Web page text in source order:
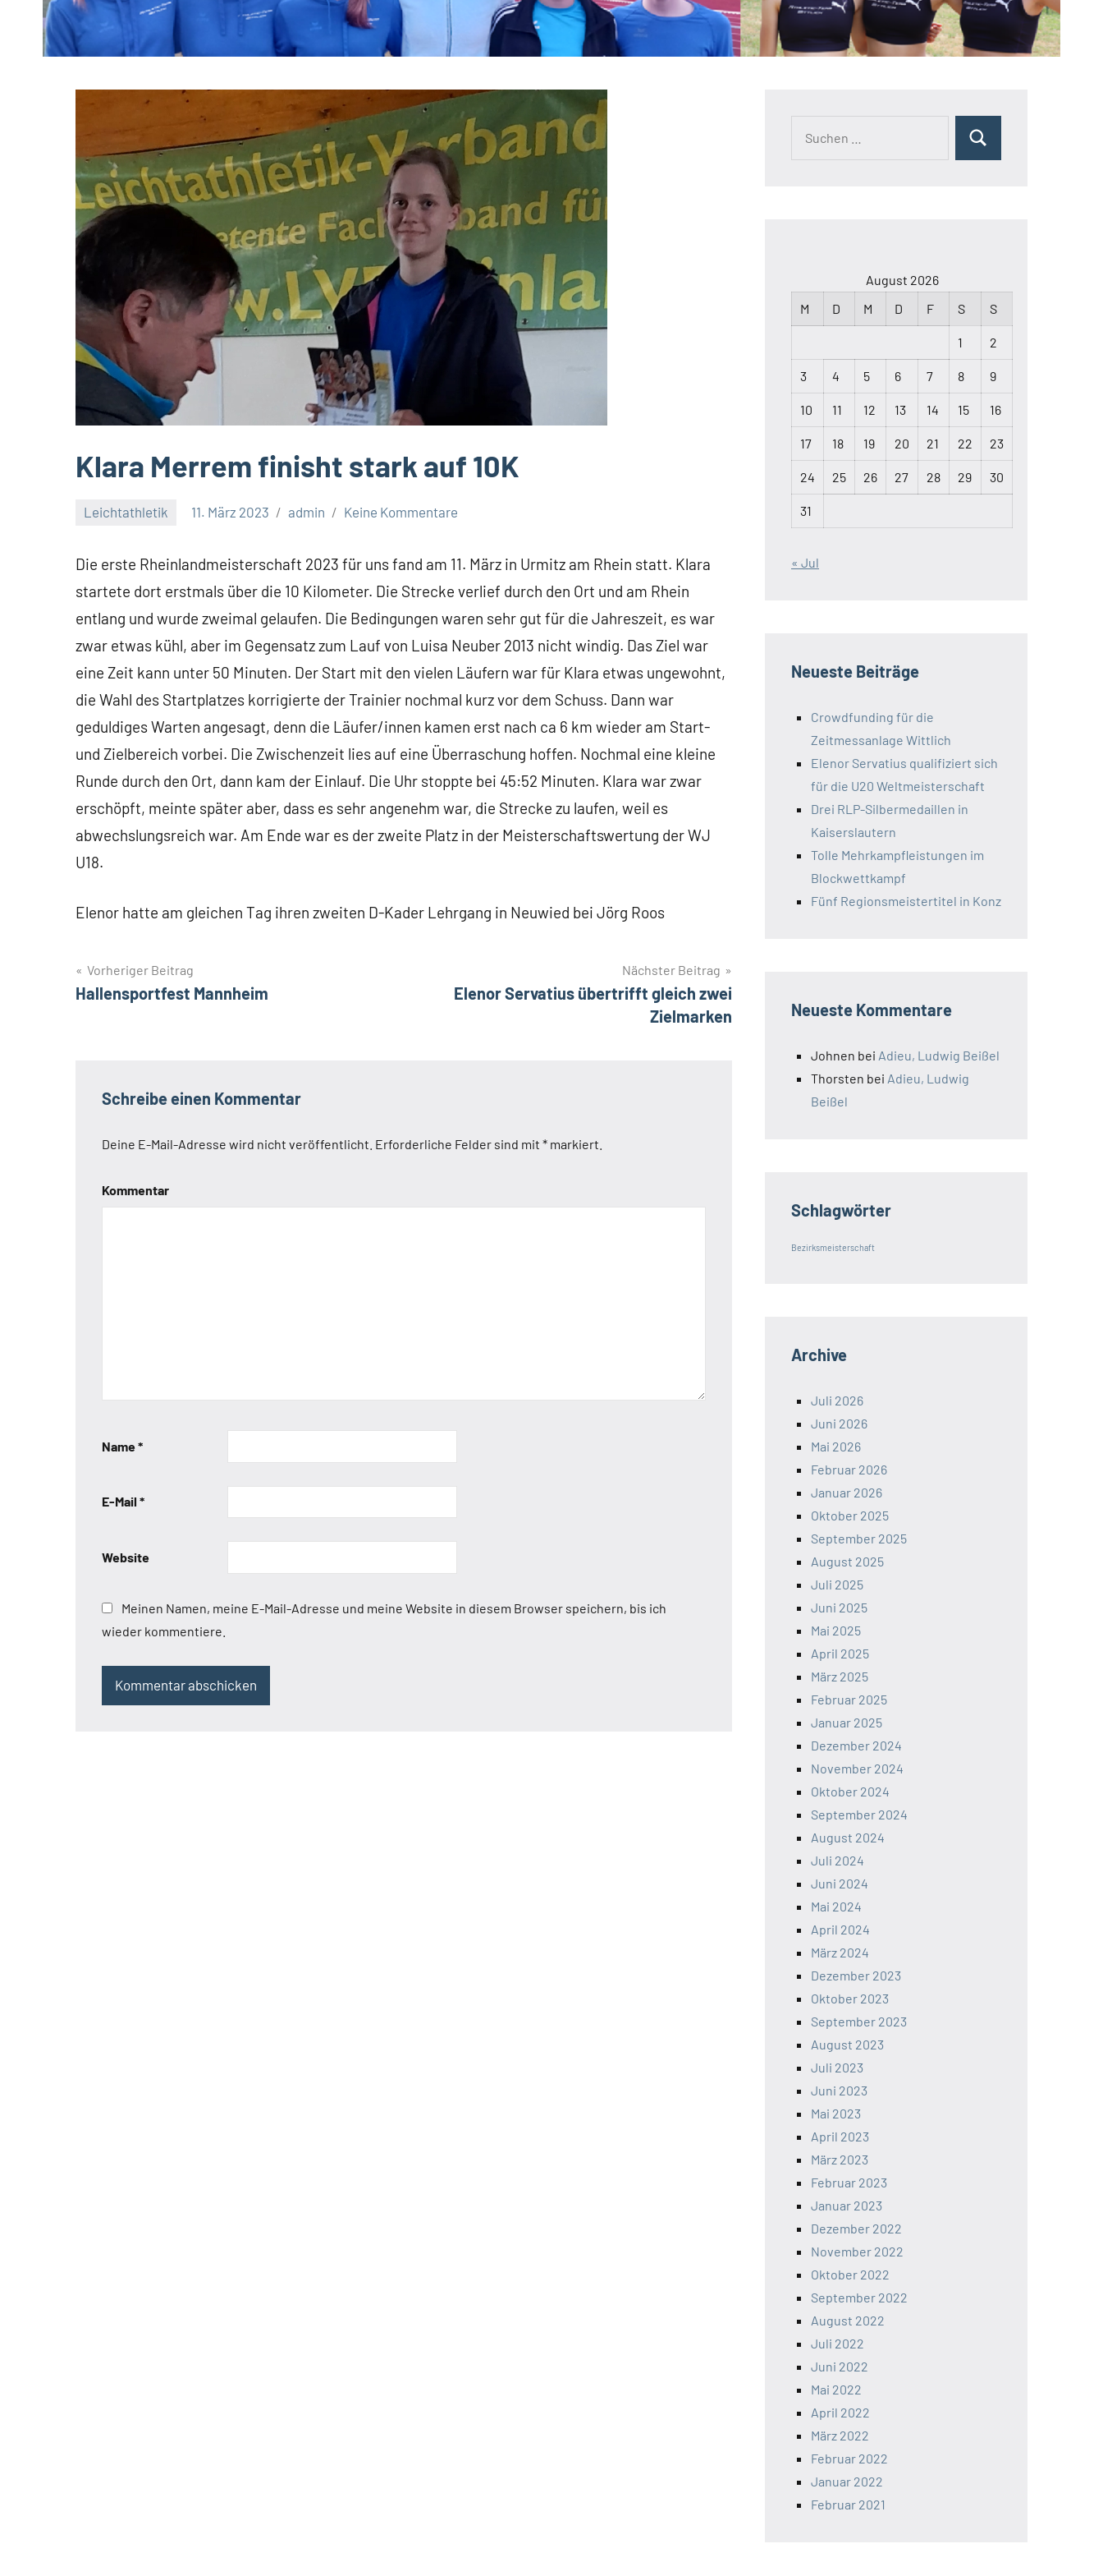
Klara Merrem finisht stark auf 10K
Leichtathletik 11. März 2023 admin Keine Kommentare
Die erste Rheinlandmeisterschaft 2023 für uns fand am 11. März in Urmitz am Rhein statt. Klara
startete dort erstmals über die 10 Kilometer. Die Strecke verlief durch den Ort und am Rhein
entlang und wurde zweimal gelaufen. Die Bedingungen waren sehr gut für die Jahreszeit, es war
zwar etwas kühl, aber im Gegensatz zum Lauf von Luisa Neuber 2013 nicht windig. Das Ziel war
eine Zeit kann unter 50 Minuten. Der Start mit den vielen Läufern war für Klara etwas ungewohnt,
die Wahl des Startplatzes korrigierte der Trainier nochmal kurz vor dem Schuss. Dann war
geduldiges Warten angesagt, denn die Läufer/innen kamen erst nach ca 6 km wieder am Start-
und Zielbereich vorbei. Die Zwischenzeit lies auf eine Überraschung hoffen. Nochmal eine kleine
Runde durch den Ort, dann kam der Einlauf. Die Uhr stoppte bei 45:52 Minuten. Klara war zwar
erschöpft, meinte später aber, dass es sehr angenehm war, die Strecke zu laufen, weil es
abwechslungsreich war. Am Ende war es der zweite Platz in der Meisterschaftswertung der WJ
U18.
Elenor hatte am gleichen Tag ihren zweiten D-Kader Lehrgang in Neuwied bei Jörg Roos
Beitrags-
Navigation
Vorheriger Beitrag
Hallensportfest Mannheim
Nächster Beitrag
Elenor Servatius übertrifft gleich zwei
Zielmarken
Schreibe einen Kommentar
Deine E-Mail-Adresse wird nicht veröffentlicht. Erforderliche Felder sind mit * markiert.
Kommentar
Name*
E-Mail *
Website
Meinen Namen, meine E-Mail-Adresse und meine Website in diesem Browser speichern, bis ich
wieder kommentiere.
August 2026
M
D M D F S S
1 2
3 4 5 6 7 8 9
10 11 12 13 14 15 16
17 18 19 20 21 22 23
24 25 26 27 28 29 30
31
« Jul
Neueste Beiträge
Crowdfunding für die
Zeitmessanlage Wittlich
Elenor Servatius qualifiziert sich
für die U20 Weltmeisterschaft
Drei RLP-Silbermedaillen in
Kaiserslautern
Tolle Mehrkampfleistungen im
Blockwettkampf
Fünf Regionsmeistertitel in Konz
Neueste Kommentare
Johnen bei Adieu, Ludwig Beißel
Thorsten bei Adieu, Ludwig
Beißel
Schlagwörter
Bezirksmeisterschaft
Archive
Juli 2026
Juni 2026
Mai 2026
Februar 2026
Januar 2026
Oktober 2025
September 2025
August 2025
Juli 2025
Juni 2025
Mai 2025
April 2025
März 2025
Februar 2025
Januar 2025
Dezember 2024
November 2024
Oktober 2024
September 2024
August 2024
Juli 2024
Juni 2024
Mai 2024
April 2024
März 2024
Dezember 2023
Oktober 2023
September 2023
August 2023
Juli 2023
Juni 2023
Mai 2023
April 2023
März 2023
Februar 2023
Januar 2023
Dezember 2022
November 2022
Oktober 2022
September 2022
August 2022
Juli 2022
Juni 2022
Mai 2022
April 2022
März 2022
Februar 2022
Januar 2022
Februar 2021